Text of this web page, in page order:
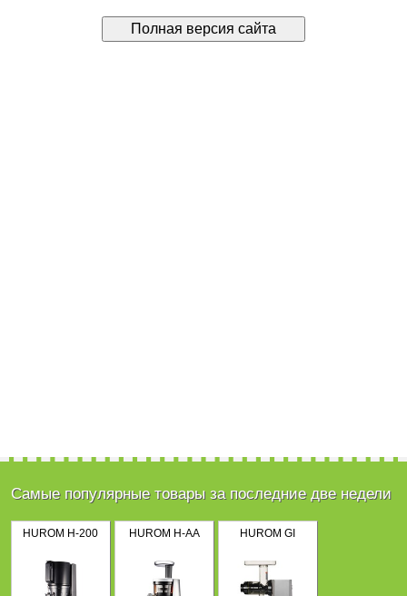
Самые популярные товары за последние две недели
HUROM H-200 HUROM H-AA HUROM GI